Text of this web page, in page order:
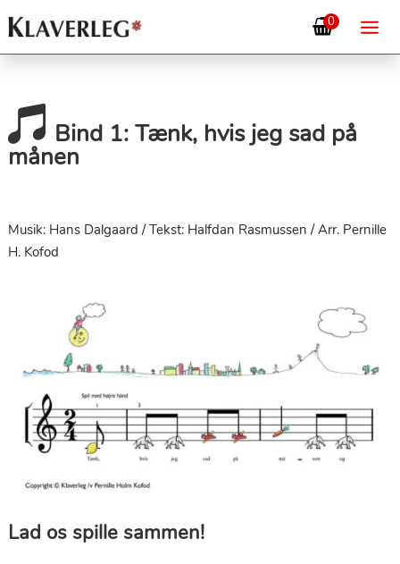
0
 Bind 1: Tænk, hvis jeg sad på
månen
Musik: Hans Dalgaard / Tekst: Halfdan Rasmussen / Arr. Pernille
H. Kofod
Lad os spille sammen!